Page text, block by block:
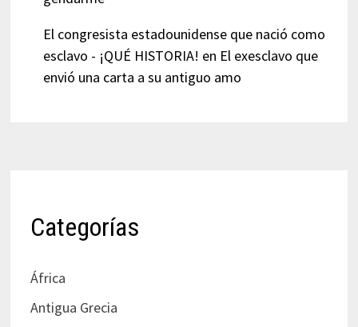
El congresista estadounidense que nació como
esclavo - ¡QUÉ HISTORIA! en El exesclavo que
envió una carta a su antiguo amo
Categorías
África
Antigua Grecia